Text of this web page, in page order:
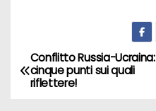
N
a
Conflitto Russia-Ucraina:
cinque punti sui quali
riflettere!